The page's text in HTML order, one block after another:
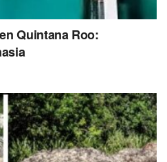
policías cerraron el paso a la
estos.
detuvieran, le fue
Quintana Roo: